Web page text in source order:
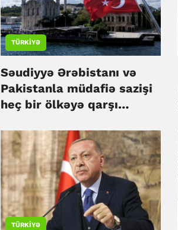
TÜRKIYƏ
Səudiyyə Ərəbistanı və
Pakistanla müdafiə sazişi
heç bir ölkəyə qarşı
TÜRKIYƏ